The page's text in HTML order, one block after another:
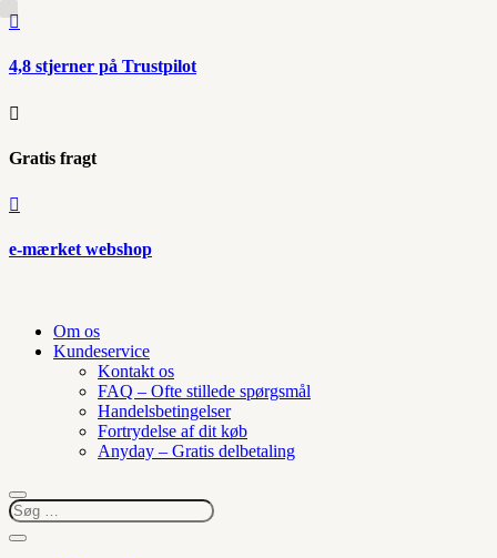

4,8 stjerner på Trustpilot

Gratis fragt

e-mærket webshop
Om os
Kundeservice
Kontakt os
FAQ – Ofte stillede spørgsmål
Handelsbetingelser
Fortrydelse af dit køb
Anyday – Gratis delbetaling